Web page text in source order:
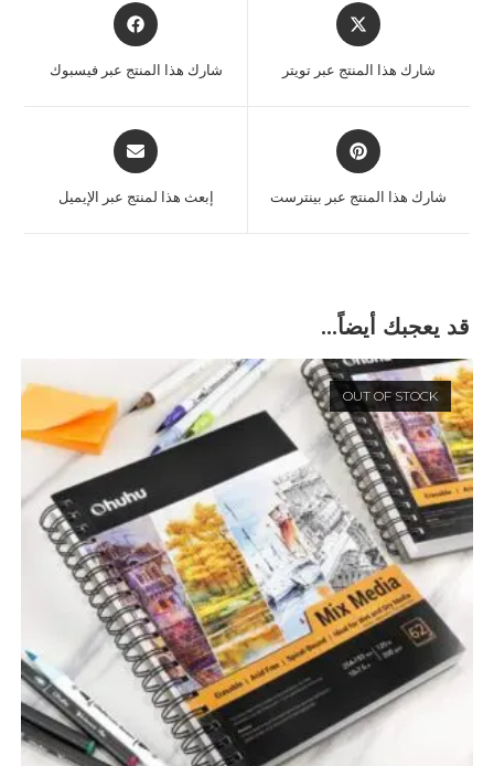
Opens
in
new
شارك هذا المنتج عبر تويتر
Opens
in
new
شارك هذا المنتج عبر فيسبوك
Opens
in
new
شارك هذا المنتج عبر بينترست
Opens
in
new
إبعث هذا لمنتج عبر الإيميل
قد يعجبك أيضاً…
OUT OF STOCK